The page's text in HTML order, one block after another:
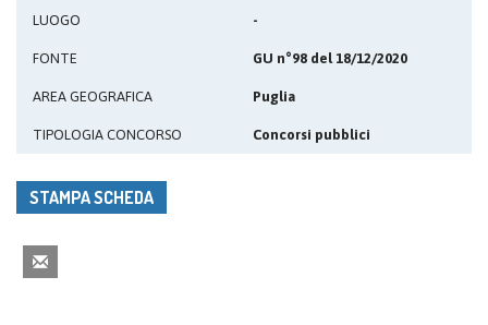
LUOGO -
FONTE GU n°98 del 18/12/2020
AREA GEOGRAFICA Puglia
TIPOLOGIA CONCORSO Concorsi pubblici
STAMPA SCHEDA